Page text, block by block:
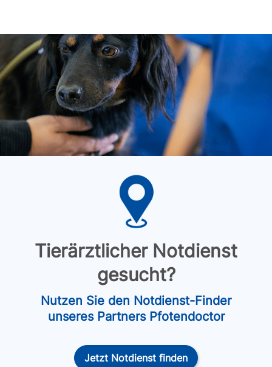
Tierärztlicher Notdienst
gesucht?
Nutzen Sie den Notdienst-Finder
unseres Partners Pfotendoctor
Jetzt Notdienst finden